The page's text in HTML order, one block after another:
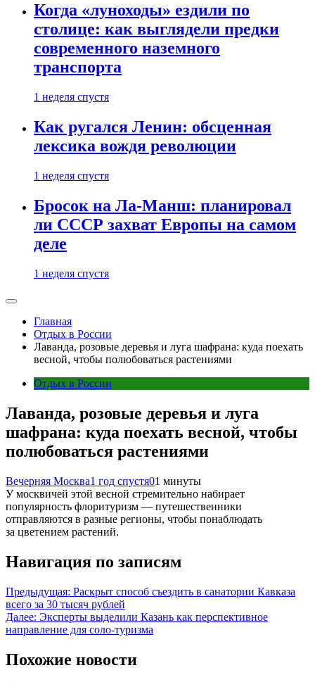
Когда «луноходы» ездили по
столице: как выглядели предки
современного наземного
транспорта
1 неделя спустя
Как ругался Ленин: обсценная
лексика вождя революции
1 неделя спустя
Бросок на Ла-Манш: планировал
ли СССР захват Европы на самом
деле
1 неделя спустя
Главная
Отдых в России
Лаванда, розовые деревья и луга шафрана: куда поехать
весной, чтобы полюбоваться растениями
Отдых в России
Лаванда, розовые деревья и луга
шафрана: куда поехать весной, чтобы
полюбоваться растениями
Вечерняя Москва1 год спустя01 минуты
У москвичей этой весной стремительно набирает
популярность флоритуризм — путешественники
отправляются в разные регионы, чтобы понаблюдать
за цветением растений.
Навигация по записям
Предыдущая: Раскрыт способ съездить в санатории Кавказа
всего за 30 тысяч рублей
Далее: Эксперты выделили Казань как перспективное
направление для соло-туризма
Похожие новости